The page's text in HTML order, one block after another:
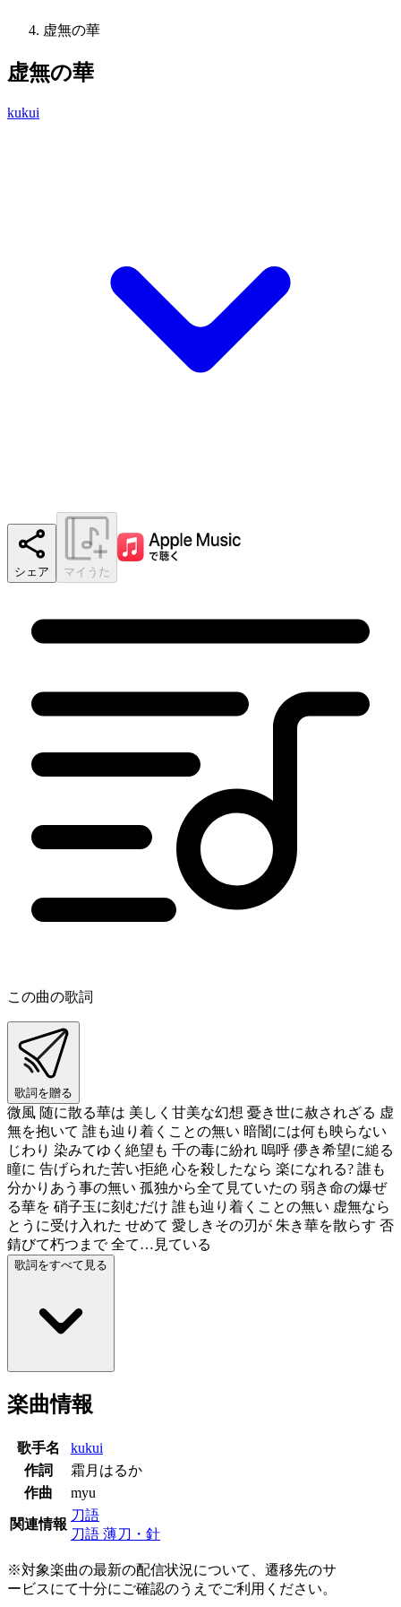
虚無の華
虚無の華
kukui
シェア マイうた
この曲の歌詞
歌詞を贈る
微風 随に散る華は 美しく甘美な幻想 憂き世に赦されざる 虚
無を抱いて 誰も辿り着くことの無い 暗闇には何も映らない
じわり 染みてゆく絶望も 千の毒に紛れ 嗚呼 儚き希望に縋る
瞳に 告げられた苦い拒絶 心を殺したなら 楽になれる? 誰も
分かりあう事の無い 孤独から全て見ていたの 弱き命の爆ぜ
る華を 硝子玉に刻むだけ 誰も辿り着くことの無い 虚無なら
とうに受け入れた せめて 愛しきその刃が 朱き華を散らす 否
錆びて朽つまで 全て…見ている
歌詞をすべて見る
楽曲情報
歌手名
kukui
作詞
霜月はるか
作曲
myu
関連情報
刀語
刀語 薄刀・針
※対象楽曲の最新の配信状況について、遷移先のサ
ービスにて十分にご確認のうえでご利用ください。